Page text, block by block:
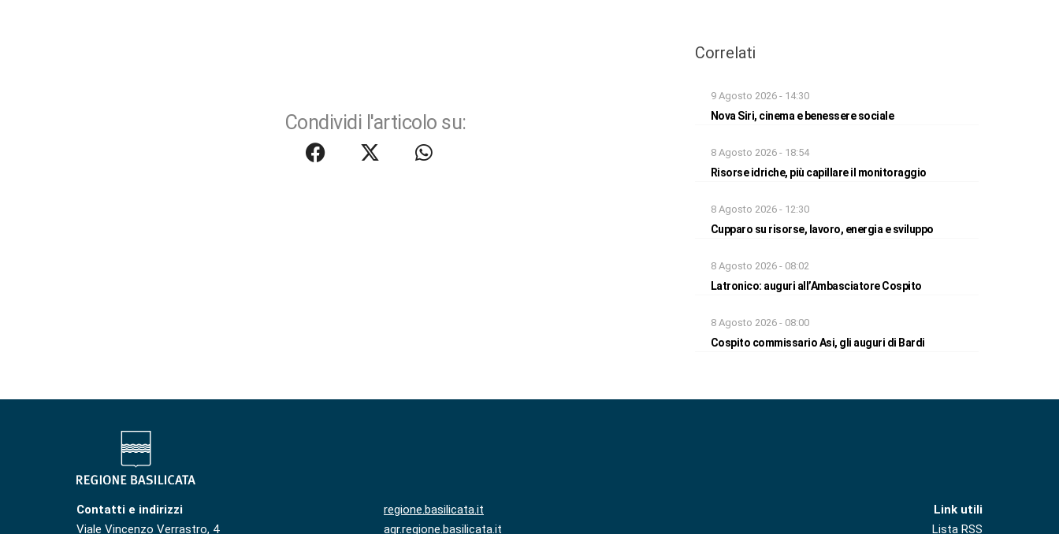
Condividi l'articolo su:
Correlati
9 Agosto 2026 - 14:30
Nova Siri, cinema e benessere sociale
8 Agosto 2026 - 18:54
Risorse idriche, più capillare il monitoraggio
8 Agosto 2026 - 12:30
Cupparo su risorse, lavoro, energia e sviluppo
8 Agosto 2026 - 08:02
Latronico: auguri all’Ambasciatore Cospito
8 Agosto 2026 - 08:00
Cospito commissario Asi, gli auguri di Bardi
Contatti e indirizzi
Viale Vincenzo Verrastro, 4
regione.basilicata.it
agr.regione.basilicata.it
Link utili
Lista RSS